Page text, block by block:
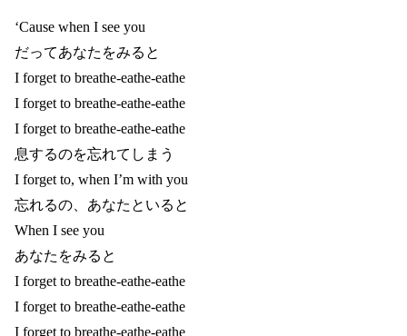
‘Cause when I see you
だってあなたをみると
I forget to breathe-eathe-eathe
I forget to breathe-eathe-eathe
I forget to breathe-eathe-eathe
息するのを忘れてしまう
I forget to, when I’m with you
忘れるの、あなたといると
When I see you
あなたをみると
I forget to breathe-eathe-eathe
I forget to breathe-eathe-eathe
I forget to breathe-eathe-eathe